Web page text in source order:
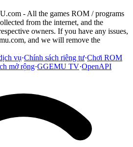
- All the games ROM / programs
from the internet, and the
owners. If you have any issues,
, and we will remove the
vụ·Chính sách riêng tư·Chơi ROM
mở rộng·GGEMU TV·OpenAPI